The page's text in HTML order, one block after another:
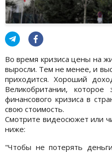
Во время кризиса цены на
выросли. Тем не менее, и
приходится. Хороший
Великобритании,
финансового кризиса в
свою стоимость.
Смотрите видеосюжет или
ниже:
"Чтобы не потерять